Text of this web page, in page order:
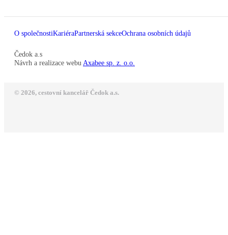
O společnostiKariéraPartnerská sekceOchrana osobních údajů
Čedok a.s
Návrh a realizace webu Axabee sp. z. o.o.
© 2026, cestovní kancelář Čedok a.s.